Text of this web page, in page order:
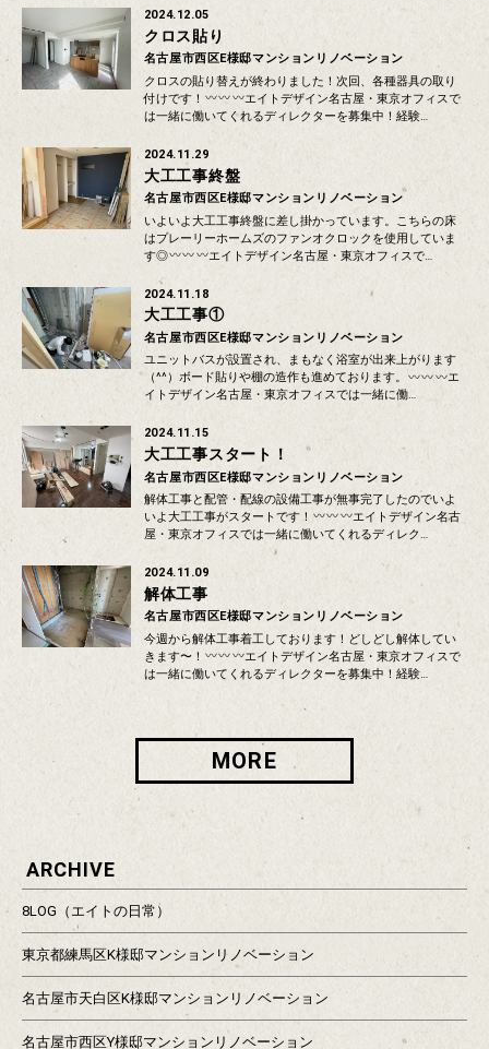
2024.12.05
クロス貼り
名古屋市西区E様邸マンションリノベーション
クロスの貼り替えが終わりました！次回、各種器具の取り
付けです！
エイトデザイン名古屋・東京オフィスで
は一緒に働いてくれるディレクターを募集中！経験…
2024.11.29
大工工事終盤
名古屋市西区E様邸マンションリノベーション
いよいよ大工工事終盤に差し掛かっています。こちらの床
はプレーリーホームズのファンオクロックを使用していま
す◎
エイトデザイン名古屋・東京オフィスで…
2024.11.18
大工工事①
名古屋市西区E様邸マンションリノベーション
ユニットバスが設置され、まもなく浴室が出来上がります
（^^）ボード貼りや棚の造作も進めております。
エ
イトデザイン名古屋・東京オフィスでは一緒に働…
2024.11.15
大工工事スタート！
名古屋市西区E様邸マンションリノベーション
解体工事と配管・配線の設備工事が無事完了したのでいよ
いよ大工工事がスタートです！
エイトデザイン名古
屋・東京オフィスでは一緒に働いてくれるディレク…
2024.11.09
解体工事
名古屋市西区E様邸マンションリノベーション
今週から解体工事着工しております！どしどし解体してい
きます〜！
エイトデザイン名古屋・東京オフィスで
は一緒に働いてくれるディレクターを募集中！経験…
MORE
ARCHIVE
8LOG（エイトの日常）
東京都練馬区K様邸マンションリノベーション
名古屋市天白区K様邸マンションリノベーション
名古屋市西区Y様邸マンションリノベーション